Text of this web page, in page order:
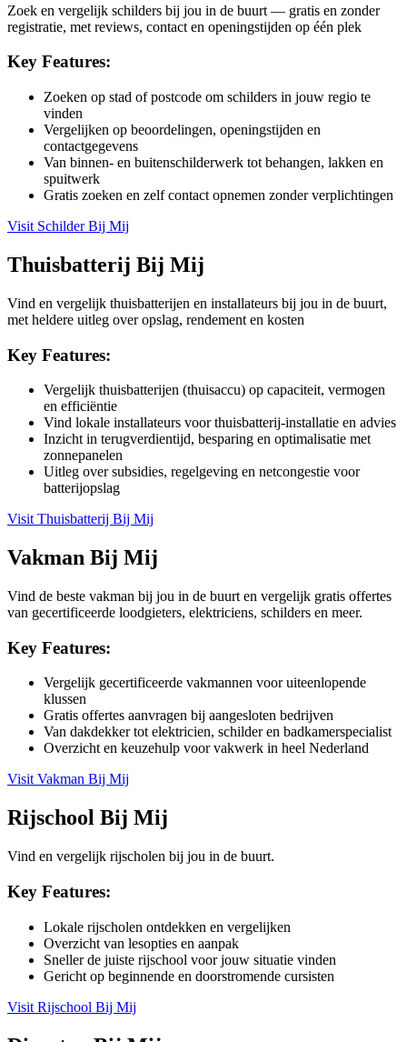
Zoek en vergelijk schilders bij jou in de buurt — gratis en zonder
registratie, met reviews, contact en openingstijden op één plek
Key Features:
Zoeken op stad of postcode om schilders in jouw regio te
vinden
Vergelijken op beoordelingen, openingstijden en
contactgegevens
Van binnen- en buitenschilderwerk tot behangen, lakken en
spuitwerk
Gratis zoeken en zelf contact opnemen zonder verplichtingen
Visit Schilder Bij Mij
Thuisbatterij Bij Mij
Vind en vergelijk thuisbatterijen en installateurs bij jou in de buurt,
met heldere uitleg over opslag, rendement en kosten
Key Features:
Vergelijk thuisbatterijen (thuisaccu) op capaciteit, vermogen
en efficiëntie
Vind lokale installateurs voor thuisbatterij-installatie en advies
Inzicht in terugverdientijd, besparing en optimalisatie met
zonnepanelen
Uitleg over subsidies, regelgeving en netcongestie voor
batterijopslag
Visit Thuisbatterij Bij Mij
Vakman Bij Mij
Vind de beste vakman bij jou in de buurt en vergelijk gratis offertes
van gecertificeerde loodgieters, elektriciens, schilders en meer.
Key Features:
Vergelijk gecertificeerde vakmannen voor uiteenlopende
klussen
Gratis offertes aanvragen bij aangesloten bedrijven
Van dakdekker tot elektricien, schilder en badkamerspecialist
Overzicht en keuzehulp voor vakwerk in heel Nederland
VisitVakman Bij Mij
Rijschool Bij Mij
Vind en vergelijk rijscholen bij jou in de buurt.
Key Features:
Lokale rijscholen ontdekken en vergelijken
Overzicht van lesopties en aanpak
Sneller de juiste rijschool voor jouw situatie vinden
Gericht op beginnende en doorstromende cursisten
Visit Rijschool Bij Mij